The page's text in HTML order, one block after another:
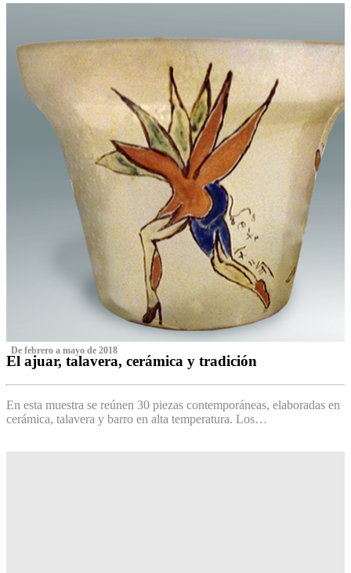
‌ De febrero a mayo de 2018
El ajuar, talavera, cerámica y tradición
En esta muestra se reúnen 30 piezas contemporáneas, elaboradas en
cerámica, talavera y barro en alta temperatura. Los…